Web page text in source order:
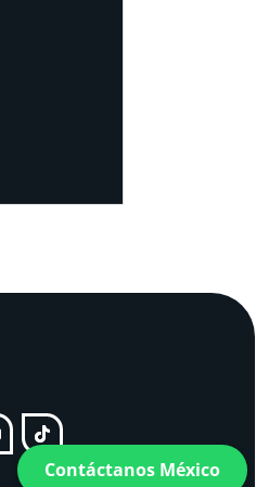
Contáctanos México